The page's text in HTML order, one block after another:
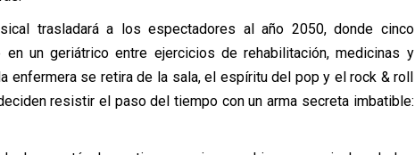
trasladará a los espectadores al año 2050, donde cinco
un geriátrico entre ejercicios de rehabilitación, medicinas y
enfermera se retira de la sala, el espíritu del pop y el rock & roll
resistir el paso del tiempo con un arma secreta imbatible: